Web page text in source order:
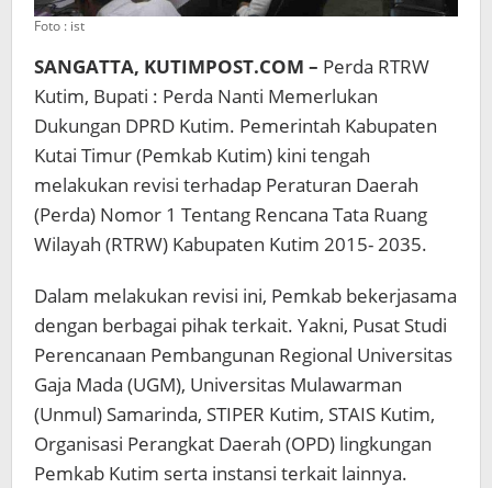
Foto : ist
SANGATTA, KUTIMPOST.COM – Perda RTRW
Kutim, Bupati : Perda Nanti Memerlukan
Dukungan DPRD Kutim. Pemerintah Kabupaten
Kutai Timur (Pemkab Kutim) kini tengah
melakukan revisi terhadap Peraturan Daerah
(Perda) Nomor 1 Tentang Rencana Tata Ruang
Wilayah (RTRW) Kabupaten Kutim 2015- 2035.
Dalam melakukan revisi ini, Pemkab bekerjasama
dengan berbagai pihak terkait. Yakni, Pusat Studi
Perencanaan Pembangunan Regional Universitas
Gaja Mada (UGM), Universitas Mulawarman
(Unmul) Samarinda, STIPER Kutim, STAIS Kutim,
Organisasi Perangkat Daerah (OPD) lingkungan
Pemkab Kutim serta instansi terkait lainnya.